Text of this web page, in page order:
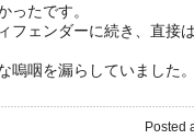
ったです。
フェンダーに続き、直接
嗚咽を漏らしていました
Posted